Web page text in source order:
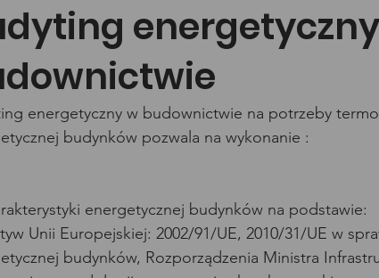
energetyczny w budownictwie na potrzeby
budynków pozwala na wykonanie :
energetycznej budynków na podstawie:
Unii Europejskiej: 2002/91/UE, 2010/31/UE w
budynków, Rozporządzenia Ministra